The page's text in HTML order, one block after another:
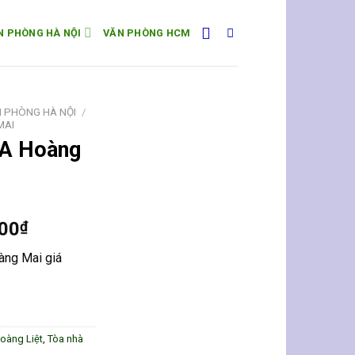
PHÒNG HÀ NỘI VĂN PHÒNG HCM
HÀ NỘI /
Hoàng
₫
Mai giá
Liệt, Tòa nhà